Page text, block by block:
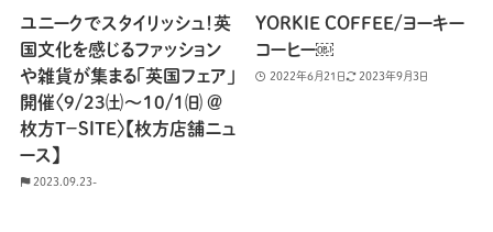
ユニークでスタイリッシュ！英
国文化を感じるファッション
や雑貨が集まる「英国フェア」
開催〈9/23㈯〜10/1㈰ ＠
枚方T−SITE〉【枚方店舗ニュ
ース】
2023.09.23-
YORKIE COFFEE/ヨーキー
コーヒー￼
2022年6月21日 2023年9月3日